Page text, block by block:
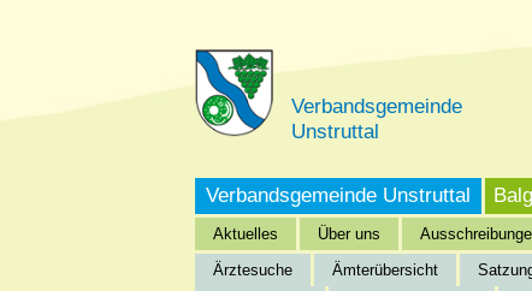
Verbandsgemeinde
Unstruttal
Verbandsgemeinde Unstruttal
Aktuelles Über uns
Ärztesuche
Ämterübersicht